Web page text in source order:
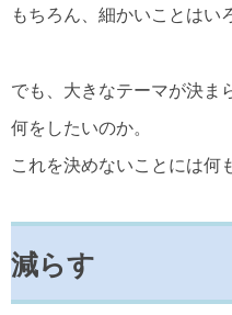
もちろん、細かいことはい
でも、大きなテーマが決ま
何をしたいのか。
これを決めないことには何
減らす